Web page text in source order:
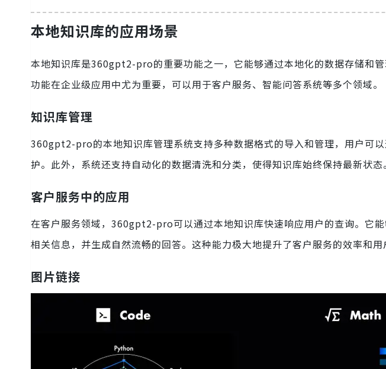
本地知识库的应用场景
本地知识库是360gpt2-pro的重要功能之一，它能够通过本地化的数据存储和
功能在企业级应用中尤为重要，可以用于客户服务、智能问答系统等多个领域。
知识库管理
360gpt2-pro的本地知识库管理系统支持多种数据格式的导入和管理，用户可
护。此外，系统还支持自动化的数据清洗和分类，使得知识库始终保持最新状态。
客户服务中的应用
在客户服务领域，360gpt2-pro可以通过本地知识库快速响应用户的查询。它
相关信息，并生成自然流畅的回答。这种能力极大地提升了客户服务的效率和用
图片链接